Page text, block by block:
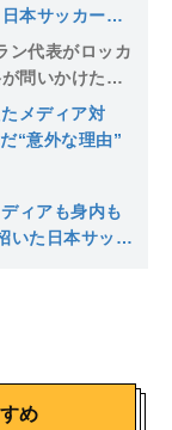
本サッカーが
ン代表がロッカ
問いかけたも
メディア対
“意外な理由”
ィアも身内も
いた日本サッカ
め